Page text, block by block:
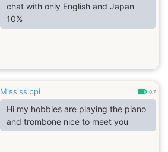
chat with only English and Japan
10%
Mississippi 0.7
Hi my hobbies are playing the piano
and trombone nice to meet you